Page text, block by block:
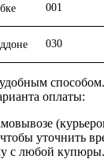
001
030
оплаты:
уточнить
с любой